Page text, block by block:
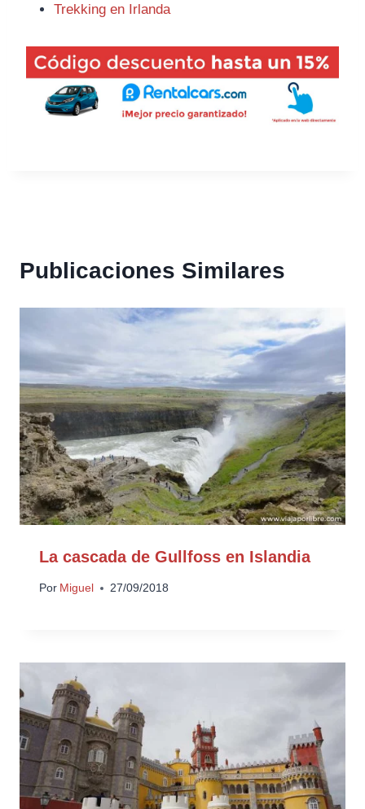
Trekking en Irlanda
Publicaciones Similares
La cascada de Gullfoss en Islandia
Por Miguel 27/09/2018